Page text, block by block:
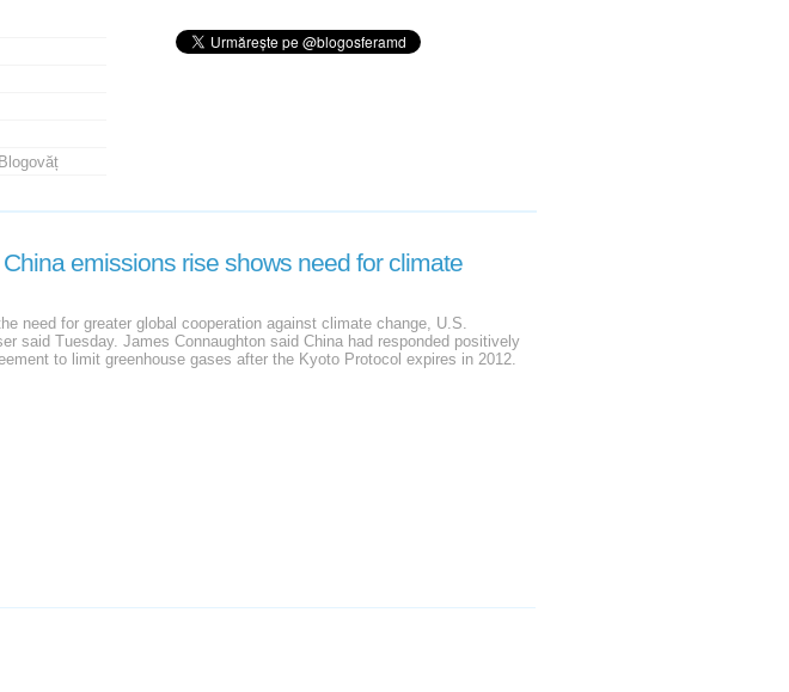
emissions rise shows need for climate
need for greater global cooperation against climate change, U.S.
said Tuesday. James Connaughton said China had responded positively
to limit greenhouse gases after the Kyoto Protocol expires in 2012.